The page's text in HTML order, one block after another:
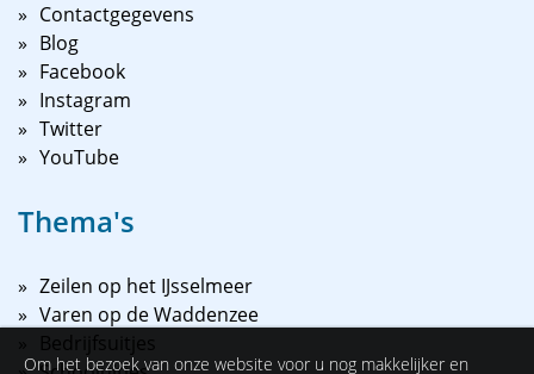
Contactgegevens
Blog
Facebook
Instagram
Twitter
YouTube
Thema's
Zeilen op het IJsselmeer
Varen op de Waddenzee
Bedrijfsuitjes
Om het bezoek van onze website voor u nog makkelijker en